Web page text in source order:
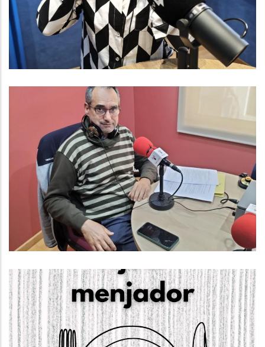
Altres ,Medi , P. econòmica Turisme
Baix Penedès Al Dia Amb Francesc
Caralt, Responsable Del
Departament D'informàtica Del
Consell Comarcal Del Baix
Penedès
Altres
S'OBRE LA CONVOCATÒRIA PER
SOL.LICITAR AJUTS INDIVIDUALS DE